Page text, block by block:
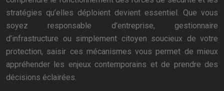
stratégies qu’elles déploient devient essentiel. Que vous
soyez responsable d’entreprise, gestionnaire
d’infrastructure ou simplement citoyen soucieux de votre
protection, saisir ces mécanismes vous permet de mieux
appréhender les enjeux contemporains et de prendre des
décisions éclairées.